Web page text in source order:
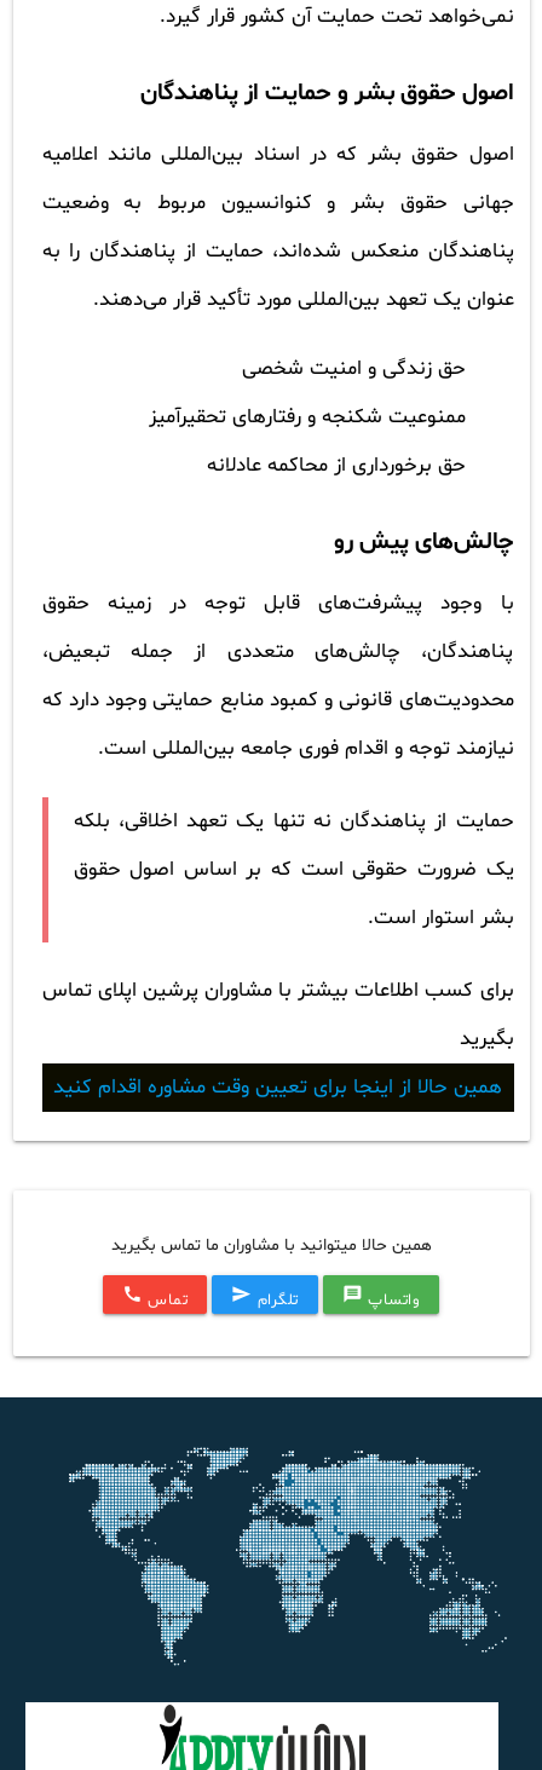
نمی‌خواهد تحت حمایت آن کشور قرار گیرد.
اصول حقوق بشر و حمایت از پناهندگان
اصول حقوق بشر که در اسناد بین‌المللی مانند اعلامیه
جهانی حقوق بشر و کنوانسیون مربوط به وضعیت
پناهندگان منعکس شده‌اند، حمایت از پناهندگان را به
عنوان یک تعهد بین‌المللی مورد تأکید قرار می‌دهند.
حق زندگی و امنیت شخصی
ممنوعیت شکنجه و رفتارهای تحقیرآمیز
حق برخورداری از محاکمه عادلانه
چالش‌های پیش رو
با وجود پیشرفت‌های قابل توجه در زمینه حقوق
پناهندگان، چالش‌های متعددی از جمله تبعیض،
محدودیت‌های قانونی و کمبود منابع حمایتی وجود دارد که
نیازمند توجه و اقدام فوری جامعه بین‌المللی است.
حمایت از پناهندگان نه تنها یک تعهد اخلاقی، بلکه
یک ضرورت حقوقی است که بر اساس اصول حقوق
بشر استوار است.
برای کسب اطلاعات بیشتر با مشاوران پرشین اپلای تماس
بگیرید
همین حالا از اینجا برای تعیین وقت مشاوره اقدام کنید
همین حالا میتوانید با مشاوران ما تماس بگیرید
واتساپ message تلگرام send تماس call